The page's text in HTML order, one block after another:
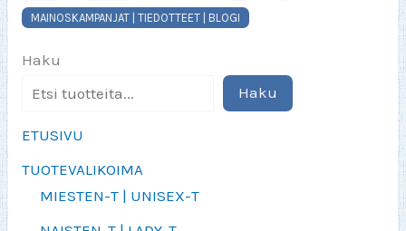
MAINOSKAMPANJAT | TIEDOTTEET | BLOGI
Haku
Haku
ETUSIVU
TUOTEVALIKOIMA
MIESTEN-T | UNISEX-T